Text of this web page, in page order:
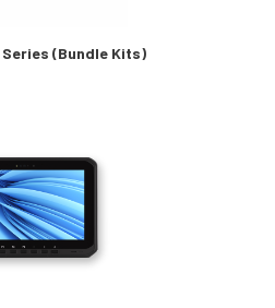
Series (Bundle Kits)